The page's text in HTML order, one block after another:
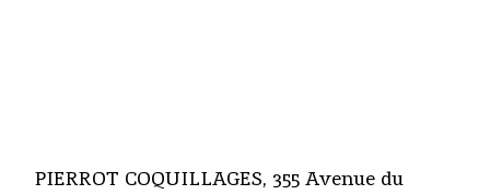
PIERROT COQUILLAGES, 355 Avenue du